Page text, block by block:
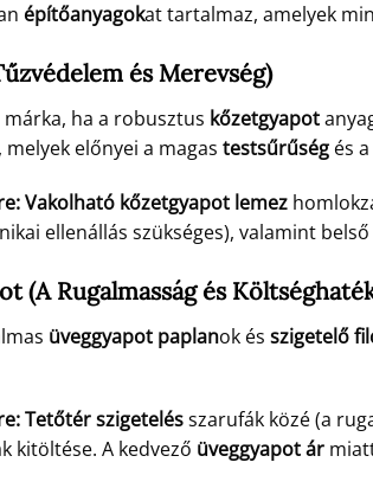
építőanyagokat tartalmaz, amelyek
és Merevség)
ha a robusztus kőzetgyapot
előnyei a magas testsűrűség és
Vakolható kőzetgyapot lemez
ellenállás szükséges), valamint belső
(A Rugalmasság és
üveggyapot paplanok és szigetelő
Tetőtér szigetelésszarufák közé (a
kitöltése. A kedvező üveggyapot ármiatt